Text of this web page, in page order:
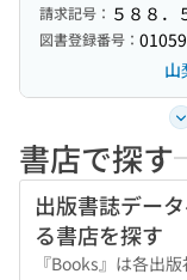
請求記号： ５８８．
図書登録番号：
山
書店で探す
出版書誌デー
る書店を探す
『Books』は各出